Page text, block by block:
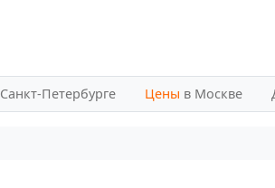
Петербурге Цены в Москве